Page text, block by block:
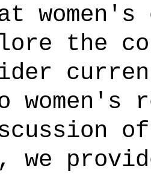
women's
the
women's
we